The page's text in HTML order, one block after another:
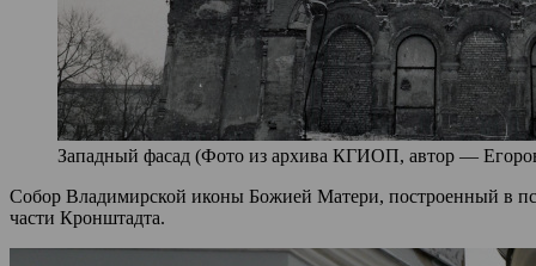
Западный фасад (Фото из архива КГИОП, автор —
Собор Владимирской иконы Божией Матери, построенный в
части Кронштадта.